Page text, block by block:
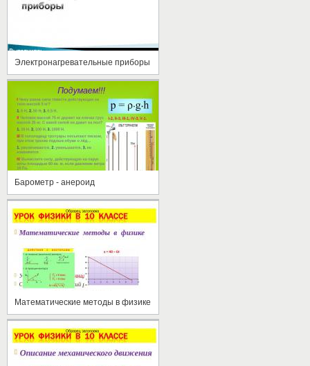
Электронагревательные приборы
Барометр - анероид
Математические методы в физике